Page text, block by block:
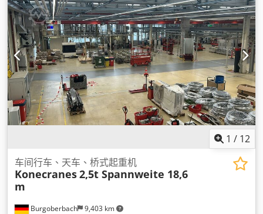
1 / 12
Burgoberbach 9,403 km
车间行车、天车、桥式起重机
Konecranes2,5t Spannweite 18,6
m